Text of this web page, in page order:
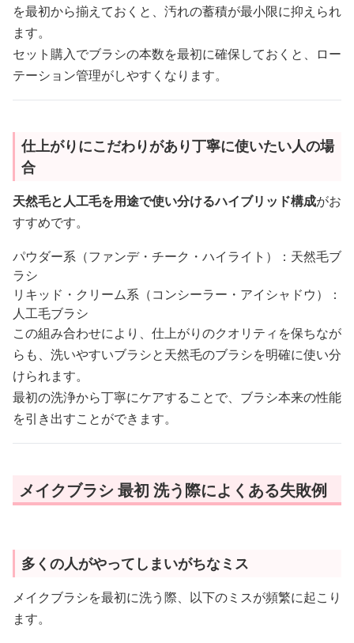
を最初から揃えておくと、汚れの蓄積が最小限に抑えられ
ます。
セット購入でブラシの本数を最初に確保しておくと、ロー
テーション管理がしやすくなります。
仕上がりにこだわりがあり丁寧に使いたい人の場
合
天然毛と人工毛を用途で使い分けるハイブリッド構成がお
すすめです。
パウダー系（ファンデ・チーク・ハイライト）：天然毛ブ
ラシ
リキッド・クリーム系（コンシーラー・アイシャドウ）：
人工毛ブラシ
この組み合わせにより、仕上がりのクオリティを保ちなが
らも、洗いやすいブラシと天然毛のブラシを明確に使い分
けられます。
最初の洗浄から丁寧にケアすることで、ブラシ本来の性能
を引き出すことができます。
メイクブラシ 最初 洗う際によくある失敗例
多くの人がやってしまいがちなミス
メイクブラシを最初に洗う際、以下のミスが頻繁に起こり
ます。